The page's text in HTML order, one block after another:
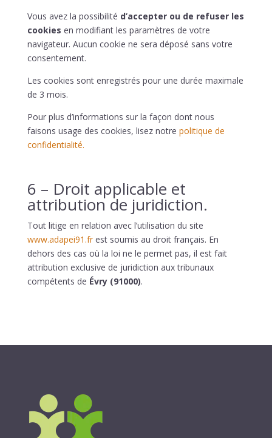
Vous avez la possibilité d’accepter ou de refuser les
cookies en modifiant les paramètres de votre
navigateur. Aucun cookie ne sera déposé sans votre
consentement.
Les cookies sont enregistrés pour une durée maximale
de 3 mois.
Pour plus d’informations sur la façon dont nous
faisons usage des cookies, lisez notre politique de
confidentialité.
6 – Droit applicable et
attribution de juridiction.
Tout litige en relation avec l’utilisation du site
www.adapei91.fr est soumis au droit français. En
dehors des cas où la loi ne le permet pas, il est fait
attribution exclusive de juridiction aux tribunaux
compétents de Évry (91000).